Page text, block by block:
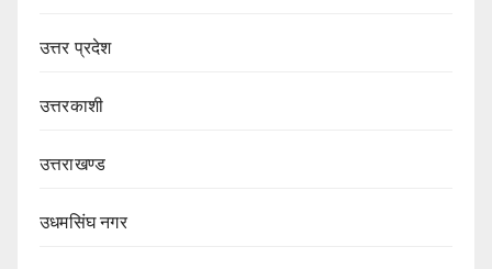
उत्तर प्रदेश
उत्तरकाशी
उत्तराखण्ड
उधमसिंघ नगर